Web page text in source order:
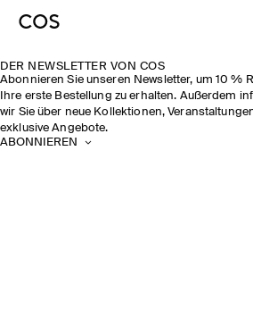
DER NEWSLETTER VON COS
Abonnieren Sie unseren Newsletter, um 10 %
Ihre erste Bestellung zu erhalten. Außerdem
wir Sie über neue Kollektionen,
exklusive Angebote.
ABONNIEREN